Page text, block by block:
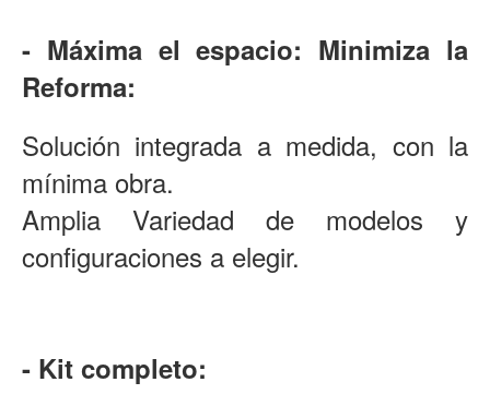
- Máxima el espacio: Minimiza la
Reforma:
Solución integrada a medida, con la
mínima obra.
Amplia Variedad de modelos y
configuraciones a elegir.
- Kit completo: